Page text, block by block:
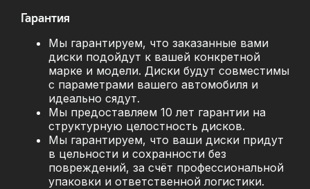
Гарантия
Мы гарантируем, что заказанные вами
диски подойдут к вашей конкретной
марке и модели. Диски будут совместимы
с параметрами вашего автомобиля и
идеально сядут.
Мы предоставляем 10 лет гарантии на
структурную целостность дисков.
Мы гарантируем, что ваши диски придут
в цельности и сохранности без
повреждений, за счёт профессиональной
упаковки и ответственной логистики.